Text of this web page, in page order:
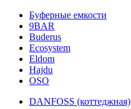
Буферные емкости
9BAR
Buderus
Ecosystem
Eldom
Hajdu
OSO
DANFOSS (коттеджная)